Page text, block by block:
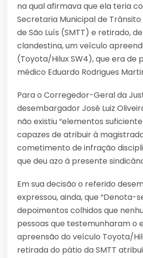
na qual afirmava que ela teria
Secretaria Municipal de
de São Luís (SMTT) e retirado,
clandestina, um veículo
(Toyota/Hilux SW4), que era de
médico Eduardo Rodrigues
Para o Corregedor-Geral da
desembargador José Luiz
não existiu “elementos
capazes de atribuir à
cometimento de infração
que deu azo à presente
Em sua decisão o referido
expressou, ainda, que “Denota-
depoimentos colhidos que
pessoas que testemunharam o
apreensão do veículo Toyota/
retirada do pátio da SMTT